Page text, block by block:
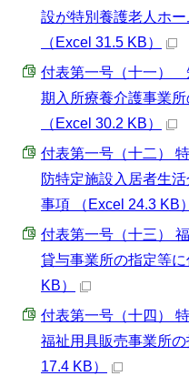
設が特別養護老人ホー
（Excel 31.5 KB）
付表第一号（十一）
期入所療養介護事業
（Excel 30.2 KB）
付表第一号（十二）
防特定施設入居者生
事項 （Excel 24.3 KB）
付表第一号（十三）
貸与事業所の指定等
KB）
付表第一号（十四）
福祉用具販売事業所
17.4 KB）